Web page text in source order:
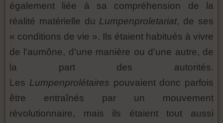
également liée à sa compréhension de la
réalité matérielle du Lumpenproletariat, de ses
« conditions de vie ». Ils étaient habitués à vivre
de l'aumône, d'une manière ou d'une autre, de
la part des autorités.
Les Lumpenprolétaires pouvaient donc parfois
être entraînés par un mouvement
révolutionnaire, mais ils étaient tout aussi